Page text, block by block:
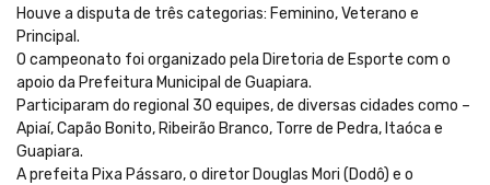
Houve a disputa de três categorias: Feminino, Veterano e
Principal.
O campeonato foi organizado pela Diretoria de Esporte com o
apoio da Prefeitura Municipal de Guapiara.
Participaram do regional 30 equipes, de diversas cidades como –
Apiaí, Capão Bonito, Ribeirão Branco, Torre de Pedra, Itaóca e
Guapiara.
A prefeita Pixa Pássaro, o diretor Douglas Mori (Dodô) e o